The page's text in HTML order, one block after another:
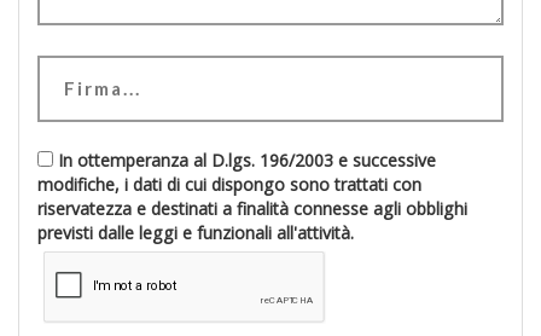
In ottemperanza al D.lgs. 196/2003 e successive
modifiche, i dati di cui dispongo sono trattati con
riservatezza e destinati a finalità connesse agli obblighi
previsti dalle leggi e funzionali all'attività.